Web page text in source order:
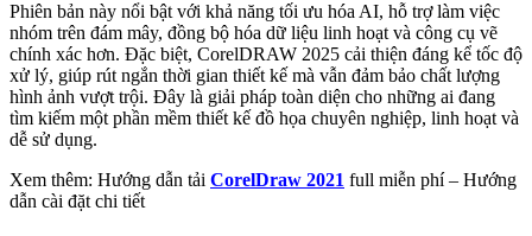
Phiên bản này nổi bật với khả năng tối ưu hóa AI, hỗ trợ làm việc
nhóm trên đám mây, đồng bộ hóa dữ liệu linh hoạt và công cụ vẽ
chính xác hơn. Đặc biệt, CorelDRAW 2025 cải thiện đáng kể tốc độ
xử lý, giúp rút ngắn thời gian thiết kế mà vẫn đảm bảo chất lượng
hình ảnh vượt trội. Đây là giải pháp toàn diện cho những ai đang
tìm kiếm một phần mềm thiết kế đồ họa chuyên nghiệp, linh hoạt và
dễ sử dụng.
Xem thêm: Hướng dẫn tải CorelDraw 2021 full miễn phí – Hướng
dẫn cài đặt chi tiết